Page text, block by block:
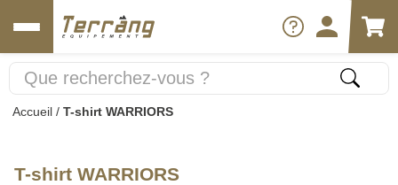
Accueil / T-shirt WARRIORS
T-shirt WARRIORS